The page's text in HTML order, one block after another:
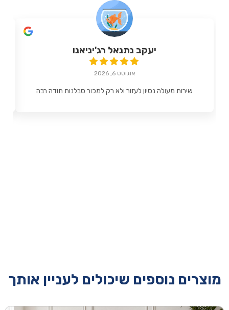
יעקב נתנאל רג'יניאנו
אוגוסט 6, 2026
שירות מעולה נסיון לעזור ולא רק למכור סבלנות תודה רבה
מוצרים נוספים שיכולים לעניין אותך